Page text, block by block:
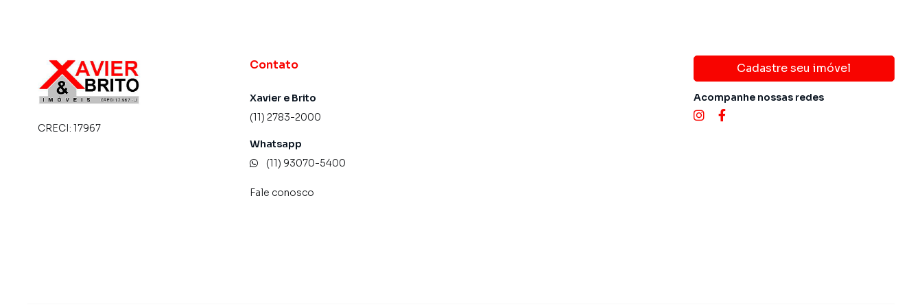
CRECI: 17967
Contato
Xavier e Brito
(11) 2783-2000
Whatsapp
(11) 93070-5400
Fale conosco
Cadastre seu imóvel
Acompanhe nossas redes